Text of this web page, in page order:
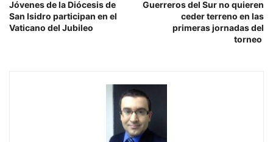
Jóvenes de la Diócesis de
San Isidro participan en el
Vaticano del Jubileo
Guerreros del Sur no quieren
ceder terreno en las
primeras jornadas del
torneo